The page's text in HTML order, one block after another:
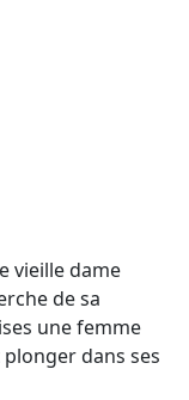
vieille dame
de sa
une femme
plonger dans ses